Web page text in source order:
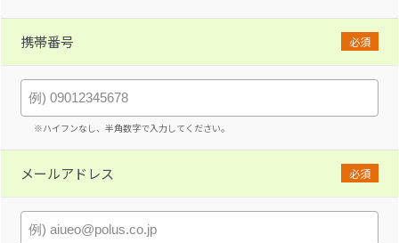
携帯番号 必須
※ハイフンなし、半角数字で入力してください。
メールアドレス 必須